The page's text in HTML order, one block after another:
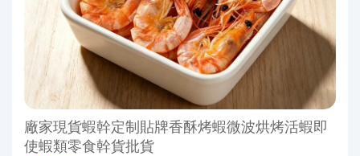
廠家現貨蝦幹定制貼牌香酥烤蝦微波烘烤活蝦即
使蝦類零食幹貨批貨